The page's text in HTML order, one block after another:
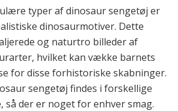
typer af dinosaur sengetøj er
dinosaurmotiver. Dette
og naturtro billeder af
hvilket kan vække barnets
for disse forhistoriske skabninger.
sengetøj findes i forskellige
så der er noget for enhver smag.